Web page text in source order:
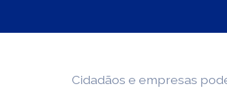
Cidadãos e empresas